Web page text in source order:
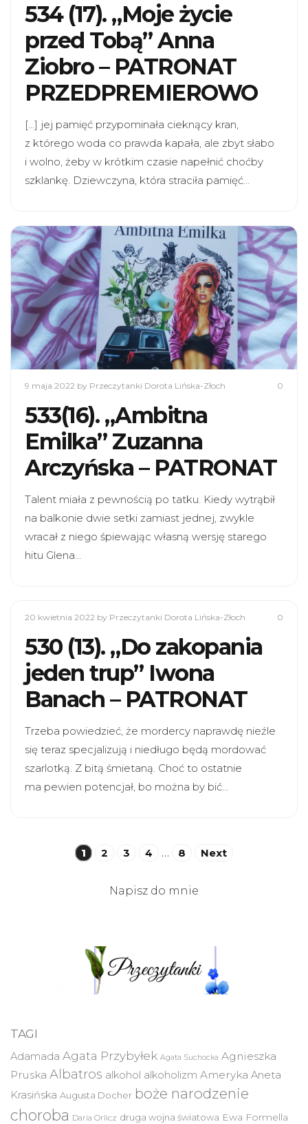
534 (17). „Moje życie
przed Tobą” Anna
Ziobro – PATRONAT
PRZEDPREMIEROWO
[…] jej pamięć przypominała cieknący kran,
z którego woda co prawda kapała, ale zbyt słabo
i wolno, żeby w krótkim czasie napełnić choćby
szklankę. Dziewczyna, która straciła pamięć…
9 maja 2022 by Przeczytanki Dorota Lińska-Złoch 0
533(16). „Ambitna
Emilka” Zuzanna
Arczyńska – PATRONAT
Talent miała z pewnością po tatku. Kiedy wytrąbił
na balkonie dwie setki zamiast jednej, zwykle
wracał z niego śpiewając własną wersję starego
hitu Glena…
20 kwietnia 2022 by Przeczytanki Dorota Lińska-Złoch 0
530 (13). „Do zakopania
jeden trup” Iwona
Banach – PATRONAT
Trzeba powiedzieć, że mordercy naprawdę nieźle
się teraz specjalizują i niedługo będą mordować
szarlotką. Z bitą śmietaną. Choć to ostatnie
ma pewien potencjał, bo można by bić…
Stronicowanie
1 2 3 4 … 8 Next
Napisz do mnie
TAGI
Adamada Agata Przybyłek Agata Suchocka Agnieszka
Pruska Albatros alkohol alkoholizm Ameryka Aneta
Krasińska Augusta Docher boże narodzenie
choroba Daria Orlicz druga wojna światowa Ewa Formella